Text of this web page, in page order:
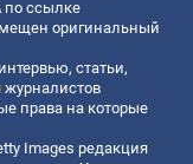
по ссылке
оригинальный
статьи,
права на которые
Images редакция